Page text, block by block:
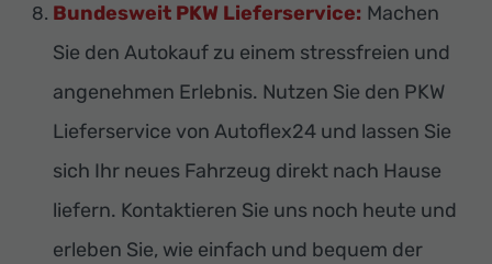
Bundesweit PKW Lieferservice: Machen
Sie den Autokauf zu einem stressfreien und
angenehmen Erlebnis. Nutzen Sie den PKW
Lieferservice von Autoflex24 und lassen Sie
sich Ihr neues Fahrzeug direkt nach Hause
liefern. Kontaktieren Sie uns noch heute und
erleben Sie, wie einfach und bequem der